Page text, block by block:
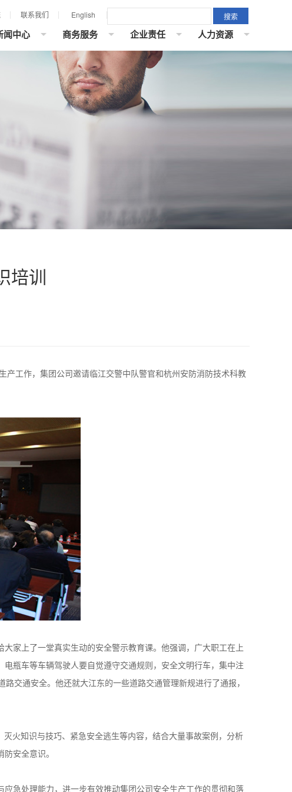
联系我们 English
闻中心 商务服务 企业责任 人力资源
培训
工作，集团公司邀请临江交警中队警官和杭州安防消防技术科教
家上了一堂真实生动的安全警示教育课。他强调，广大职工在上
瓶车等车辆驾驶人要自觉遵守交通规则，安全文明行车，集中注
交通安全。他还就大江东的一些道路交通管理新规进行了通报，
火知识与技巧、紧急安全逃生等内容，结合大量事故案例，分析
安全意识。
急处理能力，进一步有效推动集团公司安全生产工作的贯彻和落